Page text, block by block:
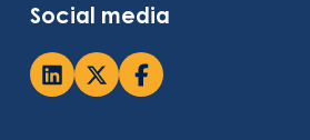
Social media